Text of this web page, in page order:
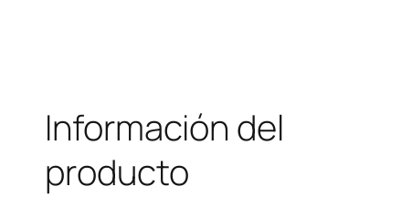
Información del
producto